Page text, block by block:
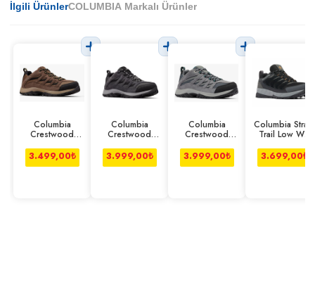
İlgili ÜrünlerCOLUMBIA Markalı Ürünler
Columbia
Crestwood
Kahverengi
3.499,00₺
Columbia
Crestwood
Gri
3.999,00₺
Columbia
Crestwood
3.999,00₺
Columbia Strata
Trail Low Wp
Siyah
3.699,00₺